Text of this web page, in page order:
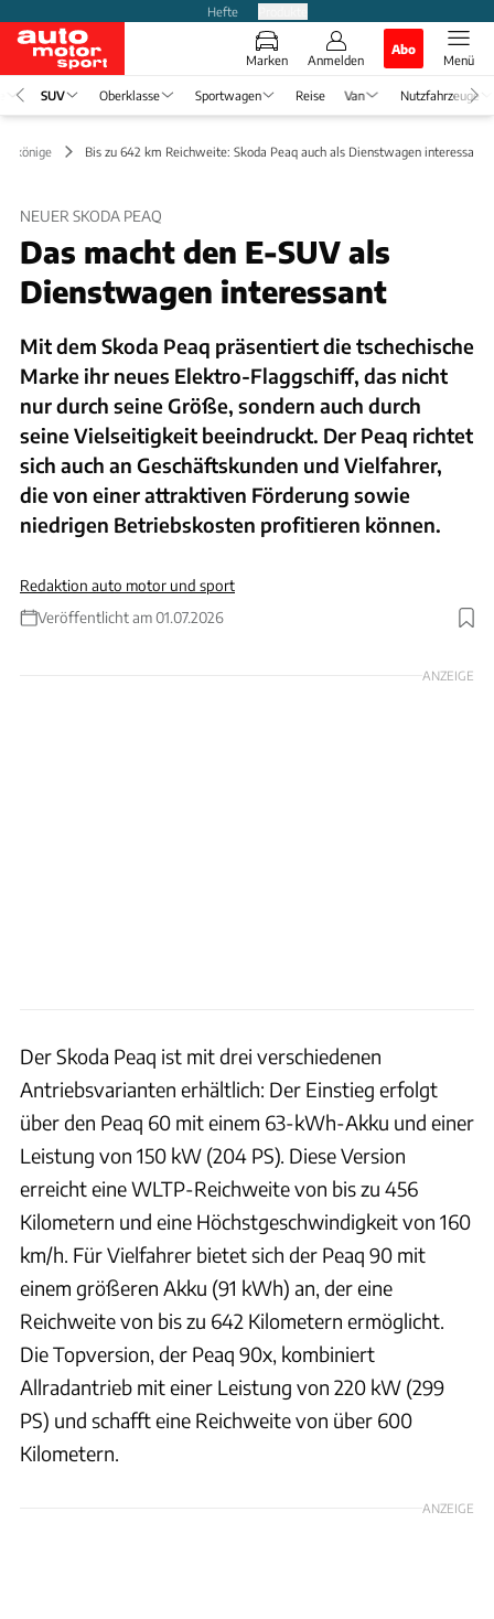
Hefte
Marken Anmelden
Abo
Menü
SUV Oberklasse Sportwagen Reise Van Nutzfahrzeuge
Bis zu 642 km Reichweite: Skoda Peaq auch als Dienstwagen interessant
NEUER SKODA PEAQ
Das macht den E-SUV als
Dienstwagen interessant
Mit dem Skoda Peaq präsentiert die tschechische
Marke ihr neues Elektro-Flaggschiff, das nicht
nur durch seine Größe, sondern auch durch
seine Vielseitigkeit beeindruckt. Der Peaq richtet
sich auch an Geschäftskunden und Vielfahrer,
die von einer attraktiven Förderung sowie
niedrigen Betriebskosten profitieren können.
Redaktion auto motor und sport
Veröffentlicht am 01.07.2026
Foto: Skoda
ANZEIGE
Der Skoda Peaq ist mit drei verschiedenen
Antriebsvarianten erhältlich: Der Einstieg erfolgt
über den Peaq 60 mit einem 63-kWh-Akku und einer
Leistung von 150 kW (204 PS). Diese Version
erreicht eine WLTP-Reichweite von bis zu 456
Kilometern und eine Höchstgeschwindigkeit von 160
km/h. Für Vielfahrer bietet sich der Peaq 90 mit
einem größeren Akku (91 kWh) an, der eine
Reichweite von bis zu 642 Kilometern ermöglicht.
Die Topversion, der Peaq 90x, kombiniert
Allradantrieb mit einer Leistung von 220 kW (299
PS) und schafft eine Reichweite von über 600
Kilometern.
ANZEIGE